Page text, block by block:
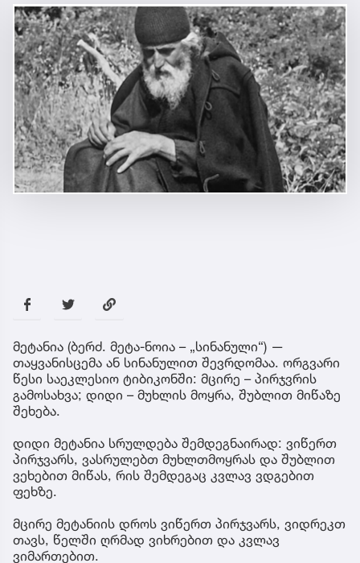
მეტანია (ბერძ. მეტა-ნოია – „სინანული“) —
თაყვანისცემა ან სინანულით შევრდომაა. ორგვარი
წესი საეკლესიო ტიბიკონში: მცირე – პირჯვრის
გამოსახვა; დიდი – მუხლის მოყრა, შუბლით მიწაზე
შეხება.
დიდი მეტანია სრულდება შემდეგნაირად: ვიწერთ
პირჯვარს, ვასრულებთ მუხლთმოყრას და შუბლით
ვეხებით მიწას, რის შემდეგაც კვლავ ვდგებით
ფეხზე.
მცირე მეტანიის დროს ვიწერთ პირჯვარს, ვიდრეკთ
თავს, წელში ღრმად ვიხრებით და კვლავ
ვიმართებით.